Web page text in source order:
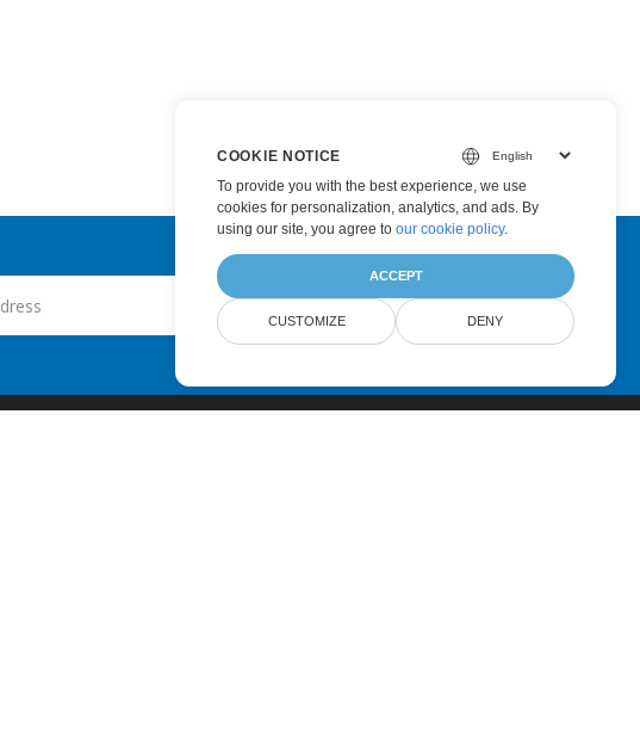
Submit
COOKIE NOTICE
To provide you with the best experience, we use
cookies for personalization, analytics, and ads. By
using our site, you agree to our cookie policy.
ACCEPT
CUSTOMIZE DENY